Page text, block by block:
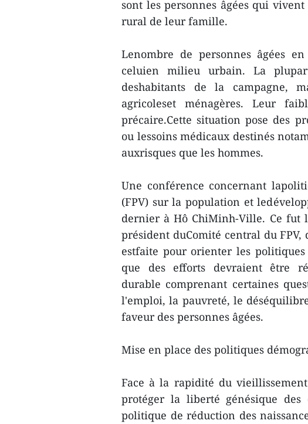
sont les personnes âgées qui
rural de leur famille.
Lenombre de personnes âgées
celuien milieu urbain. La
deshabitants de la campagne,
agricoleset ménagères. Leur
précaire.Cette situation pose des
ou lessoins médicaux destinés
auxrisques que les hommes.
Une conférence concernant
(FPV) sur la population et
dernier à Hô ChiMinh-Ville. Ce fut
président duComité central du
estfaite pour orienter les
que des efforts devraient être
durable comprenant certaines
l'emploi, la pauvreté, le
faveur des personnes âgées.
Mise en place des politiques
Face à la rapidité du
protéger la liberté génésique
politique de réduction des